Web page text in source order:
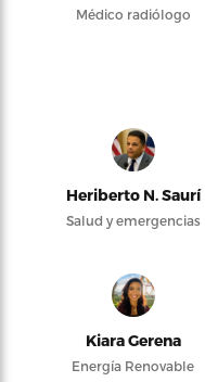
Médico radiólogo
Heriberto N. Saurí
Salud y emergencias
Kiara Gerena
Energía Renovable